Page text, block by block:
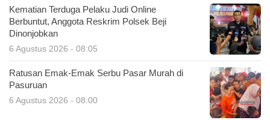
Kematian Terduga Pelaku Judi Online
Berbuntut, Anggota Reskrim Polsek Beji
Dinonjobkan
6 Agustus 2026 - 08:05
Ratusan Emak-Emak Serbu Pasar Murah di
Pasuruan
6 Agustus 2026 - 08:00